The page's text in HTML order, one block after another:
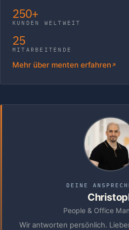
250+
KUNDEN WELTWEIT
25
MITARBEITENDE
Mehr über menten erfahren
DEINE
People & Office
Wir antworten persönlich.